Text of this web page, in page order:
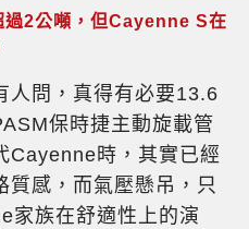
2公噸，但Cayenne S在
人問，真得有必要13.6
保時捷主動旋載管
Cayenne時，其實已經
質感，而氣壓懸吊，只
家族在舒適性上的演